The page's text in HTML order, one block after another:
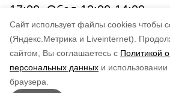
Cайт использует файлы cookies чтобы
(Яндекс.Метрика и Liveinternet).
сайтом, Вы соглашаетесь с Политикой
персональных данных и
браузера.
17:00. Обед 13:00-14:00
– онлайнна сайте
по оценке
5